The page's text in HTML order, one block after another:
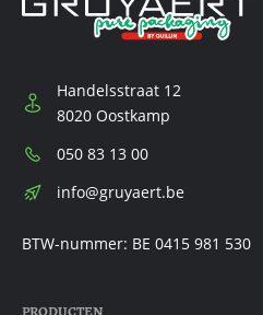
Handelsstraat 12
8020 Oostkamp
Telefoon:
050 83 13 00
E-
info@gruyaert.be
BTW-nummer: BE 0415 981 530